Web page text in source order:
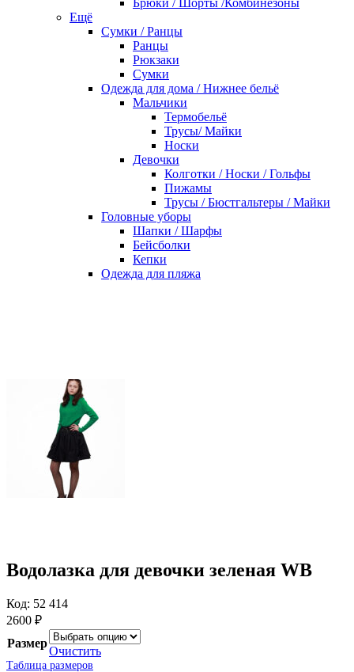
Ещё
Сумки / Ранцы
Ранцы
Рюкзаки
Сумки
Одежда для дома / Нижнее бельё
Мальчики
Термобельё
Трусы/ Майки
Носки
Девочки
Колготки / Носки / Гольфы
Пижамы
Трусы / Бюстгальтеры / Майки
Головные уборы
Шапки / Шарфы
Бейсболки
Кепки
Одежда для пляжа
Водолазка для девочки зеленая WB
Код: 52 414
2600 ₽
Размер
Очистить
Таблица размеров